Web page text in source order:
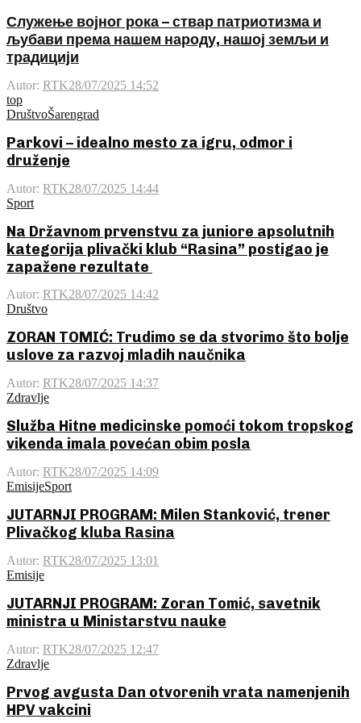
Служење војног рока – ствар патриотизма и
љубави према нашем народу, нашој земљи и
традицији
Autor: RTK28/07/2025 14:52
top
DruštvoŠarengrad
Parkovi – idealno mesto za igru, odmor i
druženje
Autor: RTK28/07/2025 14:44
Sport
Na Državnom prvenstvu za juniore apsolutnih
kategorija plivački klub “Rasina” postigao je
zapažene rezultate
Autor: RTK28/07/2025 14:42
Društvo
ZORAN TOMIĆ: Trudimo se da stvorimo što bolje
uslove za razvoj mladih naučnika
Autor: RTK28/07/2025 14:37
Zdravlje
Služba Hitne medicinske pomoći tokom tropskog
vikenda imala povećan obim posla
Autor: RTK28/07/2025 14:09
EmisijeSport
JUTARNJI PROGRAM: Milen Stanković, trener
Plivačkog kluba Rasina
Autor: RTK28/07/2025 13:01
Emisije
JUTARNJI PROGRAM: Zoran Tomić, savetnik
ministra u Ministarstvu nauke
Autor: RTK28/07/2025 12:47
Zdravlje
Prvog avgusta Dan otvorenih vrata namenjenih
HPV vakcini